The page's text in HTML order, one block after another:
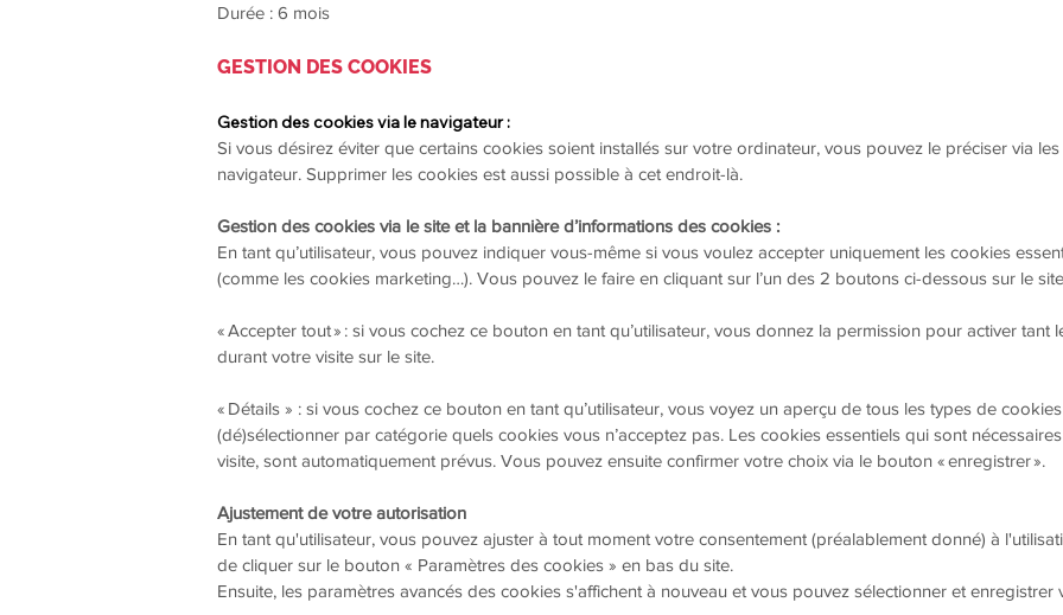
Durée : 6 mois
GESTION DES COOKIES
Gestion des cookies via le navigateur :
Si vous désirez éviter que certains cookies soient installés sur votre ordinateur, vous pouvez le préciser via
navigateur. Supprimer les cookies est aussi possible à cet endroit-là.
Gestion des cookies via le site et la bannière d’informations des cookies :
En tant qu’utilisateur, vous pouvez indiquer vous-même si vous voulez accepter uniquement les cookies
(comme les cookies marketing…). Vous pouvez le faire en cliquant sur l’un des 2 boutons ci-dessous sur le
« Accepter tout » : si vous cochez ce bouton en tant qu’utilisateur, vous donnez la permission pour activer
durant votre visite sur le site.
« Détails » : si vous cochez ce bouton en tant qu’utilisateur, vous voyez un aperçu de tous les types de
(dé)sélectionner par catégorie quels cookies vous n’acceptez pas. Les cookies essentiels qui sont
visite, sont automatiquement prévus. Vous pouvez ensuite confirmer votre choix via le bouton « enregistrer ».
Ajustement de votre autorisation
En tant qu'utilisateur, vous pouvez ajuster à tout moment votre consentement (préalablement donné) à
de cliquer sur le bouton « Paramètres des cookies » en bas du site.
Ensuite, les paramètres avancés des cookies s'affichent à nouveau et vous pouvez sélectionner et